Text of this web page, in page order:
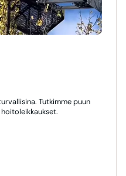
Tutkimme puun